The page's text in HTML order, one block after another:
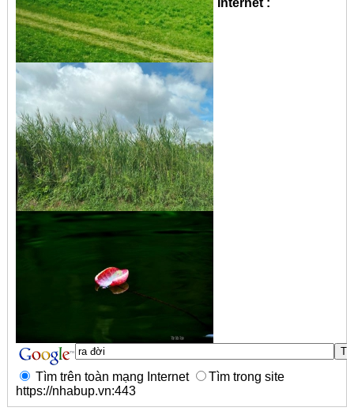
Internet :
Tìm trên toàn mạng Internet
Tìm trong site
https://nhabup.vn:443